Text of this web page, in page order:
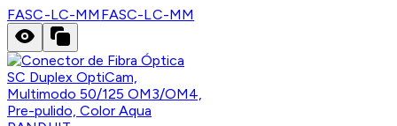
FASC-LC-MM FASC-LC-MM